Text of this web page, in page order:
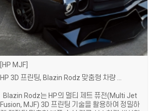
HP MJF
Blazin Rodz는 HP의 멀티 제트 퓨전(Multi Jet
Fusion, MJF) 3D 프린팅 기술을 활용하여 정밀하